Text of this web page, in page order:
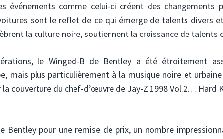
événements comme celui-ci créent des changements
sont le reflet de ce qui émerge de talents divers
la culture noire, soutiennent la croissance de talents
le Winged-B de Bentley a été étroitement
mais plus particulièrement à la musique noire et
couverture du chef-d’œuvre de Jay-Z 1998 Vol.2… Hard
Bentley pour une remise de prix, un nombre